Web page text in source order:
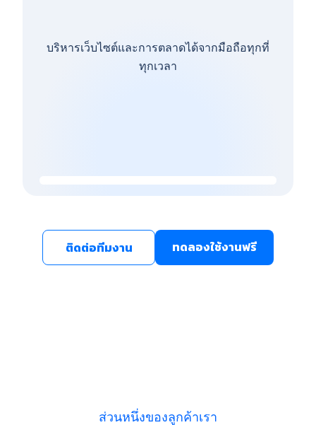
บริหารเว็บไซต์และการตลาดได้จากมือถือทุกที่
ทุกเวลา
ติดต่อทีมงาน ทดลองใช้งานฟรี
ส่วนหนึ่งของลูกค้าเรา